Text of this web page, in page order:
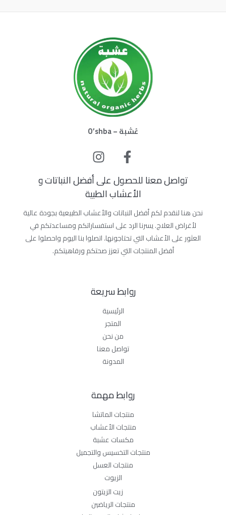
عُشبة – O’shba
تواصل معنا للحصول على أفضل النباتات و
الأعشاب الطبية
نحن هنا لنقدم لكم أفضل النباتات والأعشاب الطبيعية بجودة عالية
لأغراض العلاج. يسرنا الرد على استفساراتكم ومساعدتكم في
العثور على الأعشاب التي تحتاجونها. اتصلوا بنا اليوم واحصلوا على
أفضل المنتجات التي تعزز صحتكم ورفاهيتكم.
روابط سريعة
الرئيسية
المتجر
من نحن
تواصل معنا
المدونة
روابط مهمة
منتجات الماتشا
منتجات الأعشاب
مكسات عشبة
منتجات التخسيس والتجميل
منتجات العسل
الزيوت
زيت الزيتون
منتجات الرياضين